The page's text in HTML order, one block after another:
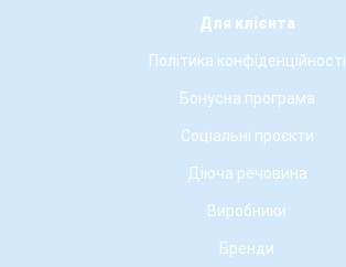
Для клієнта
Політика конфіденційності
Бонусна програма
Соціальні проєкти
Діюча речовина
Виробники
Бренди